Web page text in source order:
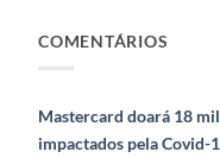
COMENTÁRIOS
Mastercard doará 18
impactados pela Covid-